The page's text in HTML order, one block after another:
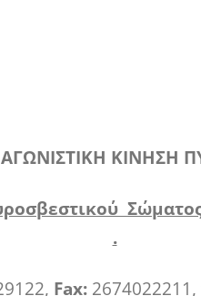
ΚΙΝΗΣΗ
.
Fax:2674022211,